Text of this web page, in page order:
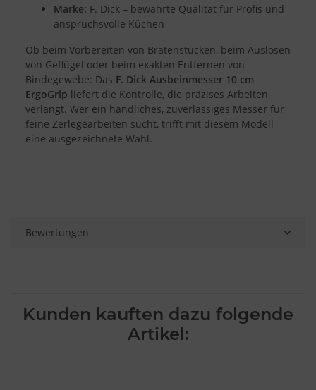
Marke: F. Dick – bewährte Qualität für Profis und
anspruchsvolle Küchen
Ob beim Vorbereiten von Bratenstücken, beim Auslösen
von Geflügel oder beim exakten Entfernen von
Bindegewebe: Das F. Dick Ausbeinmesser 10 cm
ErgoGrip liefert die Kontrolle, die präzises Arbeiten
verlangt. Wer ein handliches, zuverlässiges Messer für
feine Zerlegearbeiten sucht, trifft mit diesem Modell
eine ausgezeichnete Wahl.
Bewertungen
Kunden kauften dazu folgende
Artikel:
Entwicklung und Verbesserung der Angebote
Verwendung reduzierter Daten zur Auswahl von Inhalten
Verwendung genauer Standortdaten
Endgeräteeigenschaften zur Identifikation aktiv abfragen